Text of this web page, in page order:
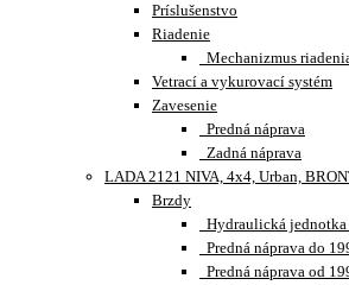
Príslušenstvo
Riadenie
Mechanizmus
Vetrací a vykurovací systém
Zavesenie
Predná náprava
Zadná náprava
LADA 2121 NIVA, 4x4, Urban,
Brzdy
Hydraulická jednotka
Predná náprava do
Predná náprava od